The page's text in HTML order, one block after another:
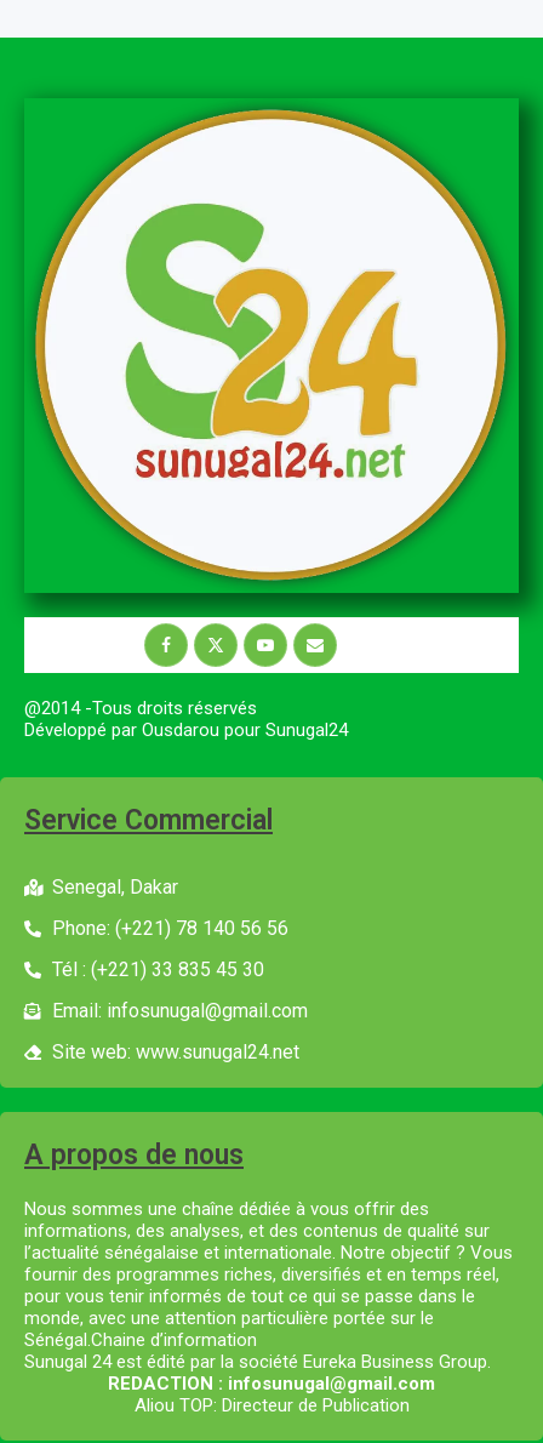
@2014 -Tous droits réservés
Développé par Ousdarou pour Sunugal24
Service Commercial
Senegal, Dakar
Phone: (+221) 78 140 56 56
Tél : (+221) 33 835 45 30
Email: infosunugal@gmail.com
Site web: www.sunugal24.net
A propos de nous
Nous sommes une chaîne dédiée à vous offrir des
informations, des analyses, et des contenus de qualité sur
l’actualité sénégalaise et internationale. Notre objectif ? Vous
fournir des programmes riches, diversifiés et en temps réel,
pour vous tenir informés de tout ce qui se passe dans le
monde, avec une attention particulière portée sur le
Sénégal.Chaine d’information
Sunugal 24 est édité par la société Eureka Business Group.
REDACTION : infosunugal@gmail.com
Aliou TOP: Directeur de Publication